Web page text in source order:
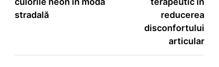
în
stradală
reducerea
disconfortului
articular